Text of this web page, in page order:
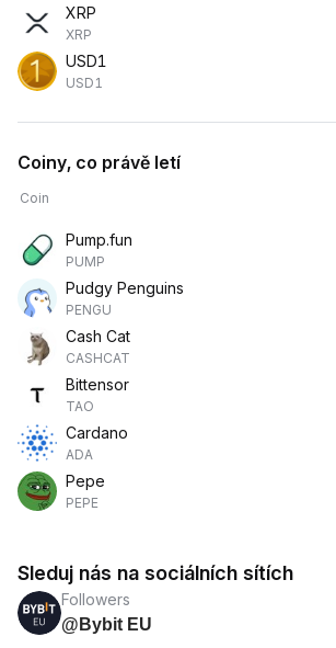
XRP
XRP
USD1
USD1
Coiny, co právě letí
Coin
Pump.fun
PUMP
Pudgy Penguins
PENGU
Cash Cat
CASHCAT
Bittensor
TAO
Cardano
ADA
Pepe
PEPE
Sleduj nás na sociálních sítích
Followers
@Bybit EU